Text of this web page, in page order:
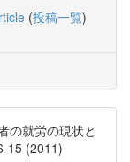
(投稿一覧)
の就労の現状と
15 (2011)